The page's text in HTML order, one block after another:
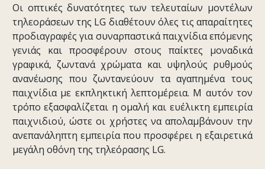
Οι οπτικές δυνατότητες των τελευταίων μοντέλων
τηλεοράσεων της LG διαθέτουν όλες τις απαραίτητες
προδιαγραφές για συναρπαστικά παιχνίδια επόμενης
γενιάς και προσφέρουν στους παίκτες μοναδικά
γραφικά, ζωντανά χρώματα και υψηλούς ρυθμούς
ανανέωσης που ζωντανεύουν τα αγαπημένα τους
παιχνίδια με εκπληκτική λεπτομέρεια. Μ αυτόν τον
τρόπο εξασφαλίζεται η ομαλή και ευέλικτη εμπειρία
παιχνιδιού, ώστε οι χρήστες να απολαμβάνουν την
ανεπανάληπτη εμπειρία που προσφέρει η εξαιρετικά
μεγάλη οθόνη της τηλεόρασης LG.